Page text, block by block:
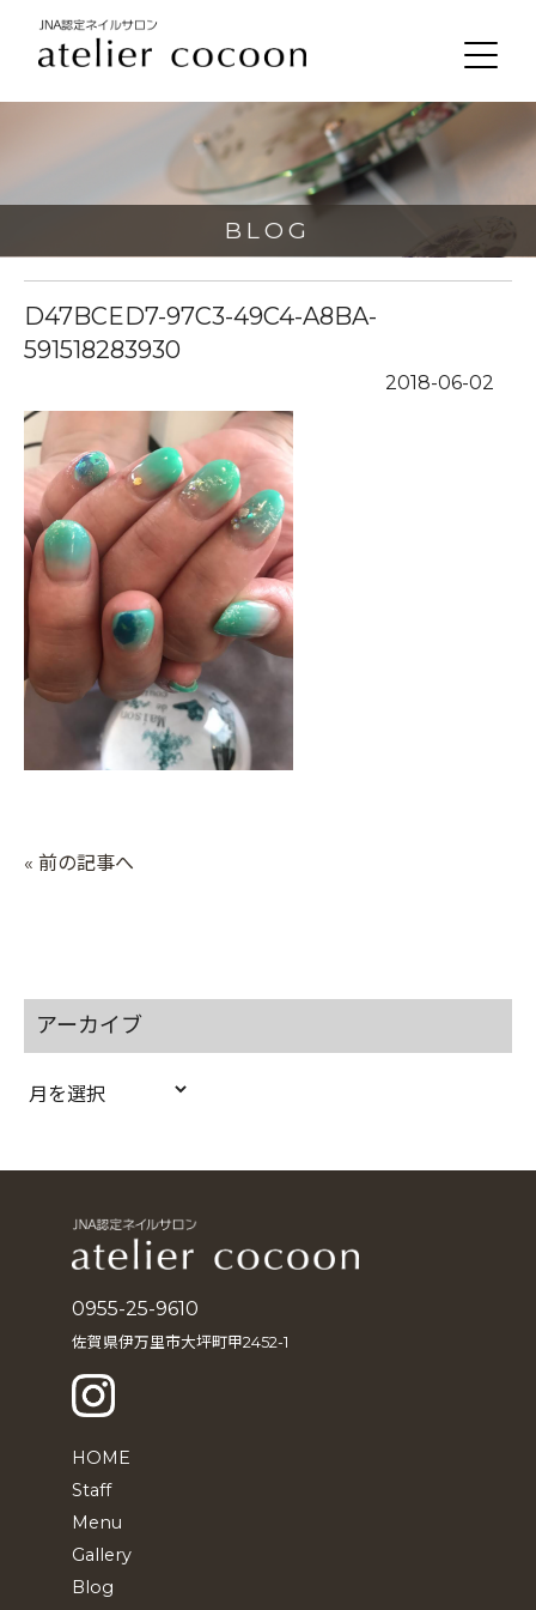
BLOG
D47BCED7-97C3-49C4-A8BA-
591518283930
2018-06-02
« 前の記事へ
アーカイブ
ア
0955-25-9610
佐賀県伊万里市大坪町甲2452-1
HOME
Staff
Menu
Gallery
Blog